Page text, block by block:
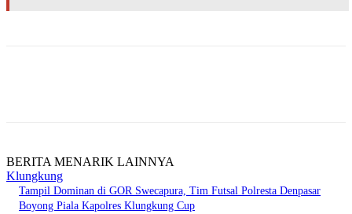
BERITA MENARIK LAINNYA
Klungkung
Tampil Dominan di GOR Swecapura, Tim Futsal Polresta Denpasar
Boyong Piala Kapolres Klungkung Cup